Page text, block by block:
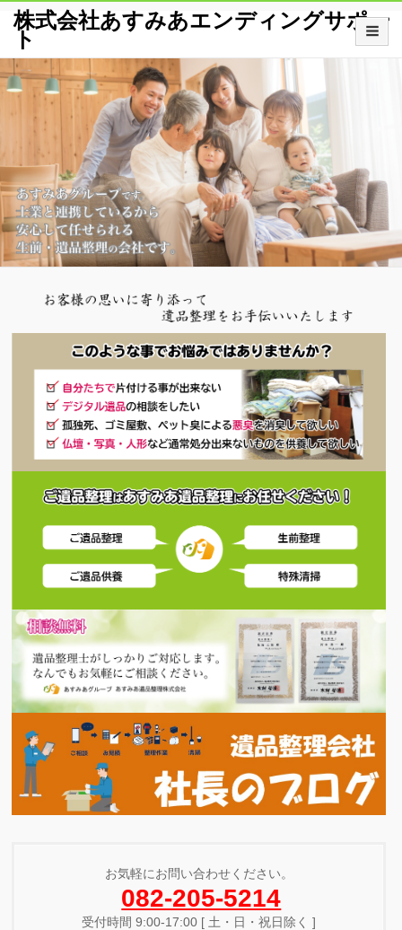
株式会社あすみあエンディングサポー
ト
お気軽にお問い合わせください。
082-205-5214
受付時間 9:00-17:00 [ 土・日・祝日除く ]